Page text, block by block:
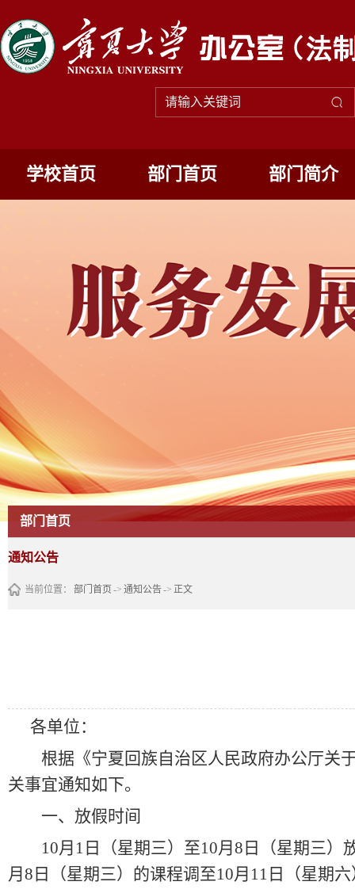
学校首页 部门首页 部门简介
部门首页
通知公告
当前位置： 部门首页 -> 通知公告-> 正文
各单位：
根据《宁夏回族自治区人民政府办公厅关
关事宜通知如下。
一、放假时间
10月 1 日 （星期三） 至10月 8 日 （星期三）
月 8 日（星期三）的课程调至10月 11 日（星期